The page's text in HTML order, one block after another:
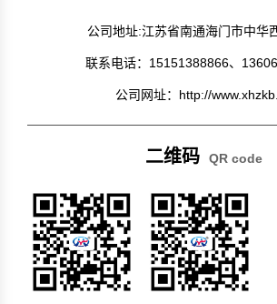
公司地址:江苏省南通海门市中华
联系电话：15151388866、
公司网址：http://
二维码 QR code